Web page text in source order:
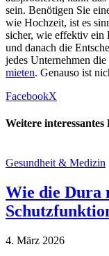
sein. Benötigen Sie
wie Hochzeit, ist es
sicher, wie effektiv ein
und danach die
jedes Unternehmen
mieten. Genauso ist
FacebookX
Weitere interessantes
Gesundheit & Medizin
Wie die Dura
4. März 2026